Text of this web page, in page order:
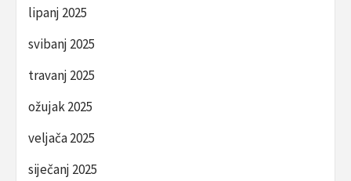
lipanj 2025
svibanj 2025
travanj 2025
ožujak 2025
veljača 2025
siječanj 2025